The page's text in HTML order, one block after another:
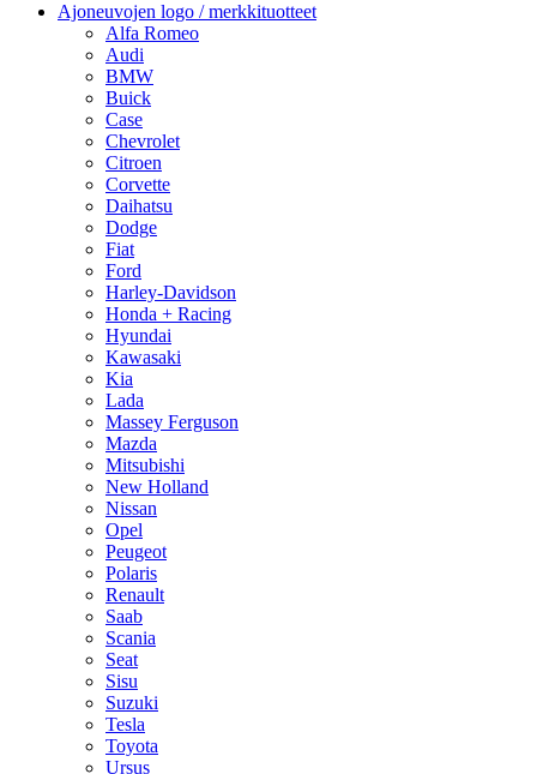
Ajoneuvojen logo / merkkituotteet
Alfa Romeo
Audi
BMW
Buick
Case
Chevrolet
Citroen
Corvette
Daihatsu
Dodge
Fiat
Ford
Harley-Davidson
Honda + Racing
Hyundai
Kawasaki
Kia
Lada
Massey Ferguson
Mazda
Mitsubishi
New Holland
Nissan
Opel
Peugeot
Polaris
Renault
Saab
Scania
Seat
Sisu
Suzuki
Tesla
Toyota
Ursus